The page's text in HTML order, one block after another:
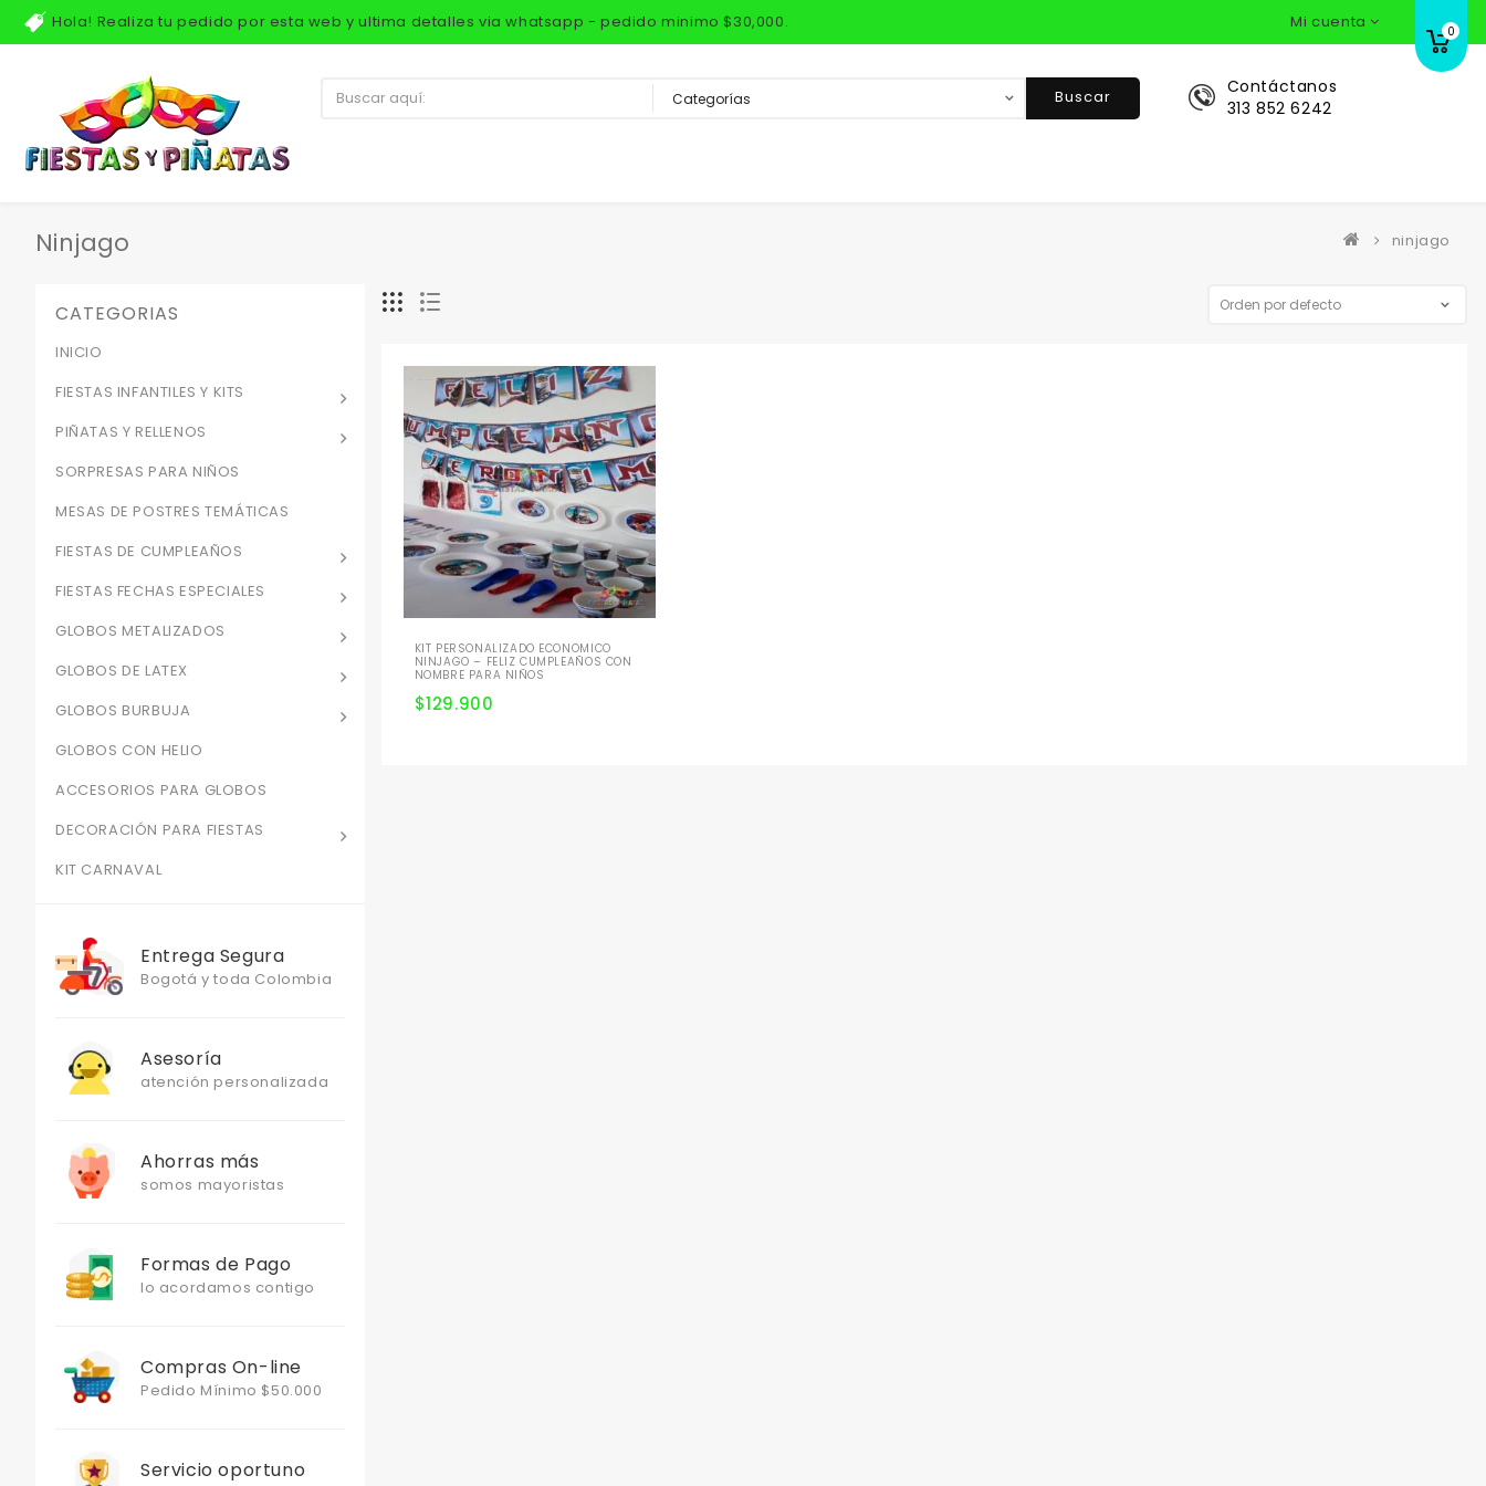
Hola! Realiza tu pedido por esta web y ultima detalles via whatsapp - pedido minimo $30,000. Mi cuenta 0
Contáctanos
313 852 6242
Buscar
Ninjago ninjago
KIT PERSONALIZADO ECONOMICO
NINJAGO – FELIZ CUMPLEAÑOS CON
NOMBRE PARA NIÑOS
$129.900
CATEGORIAS
INICIO
FIESTAS INFANTILES Y KITS
PIÑATAS Y RELLENOS
SORPRESAS PARA NIÑOS
MESAS DE POSTRES TEMÁTICAS
FIESTAS DE CUMPLEAÑOS
FIESTAS FECHAS ESPECIALES
GLOBOS METALIZADOS
GLOBOS DE LATEX
GLOBOS BURBUJA
GLOBOS CON HELIO
ACCESORIOS PARA GLOBOS
DECORACIÓN PARA FIESTAS
KIT CARNAVAL
Entrega Segura
Bogotá y toda Colombia
Asesoría
atención personalizada
Ahorras más
somos mayoristas
Formas de Pago
lo acordamos contigo
Compras On-line
Pedido Mínimo $50.000
Servicio oportuno